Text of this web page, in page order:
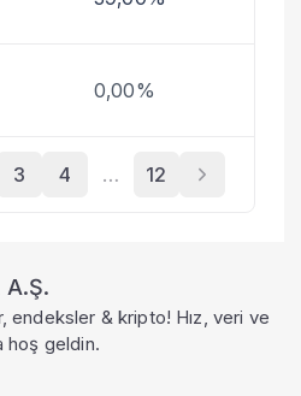
0,00%
3 4 … 12
A.Ş.
endeksler & kripto! Hız, veri ve
hoş geldin.